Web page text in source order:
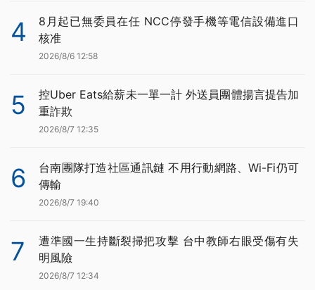
4
8月起已無委員在任 NCC停發手機等電信設備進口
核准
2026/8/6 12:58
5
控Uber Eats給薪未一單一計 外送員團體揚言提告加
重詐欺
2026/8/7 12:35
6
台南團隊打造社區通訊鏈 不用行動網路、Wi-Fi仍可
傳輸
2026/8/7 19:40
7
遭準國一生持斷裂掃把攻擊 台中教師右眼受傷有失
明風險
2026/8/7 12:34